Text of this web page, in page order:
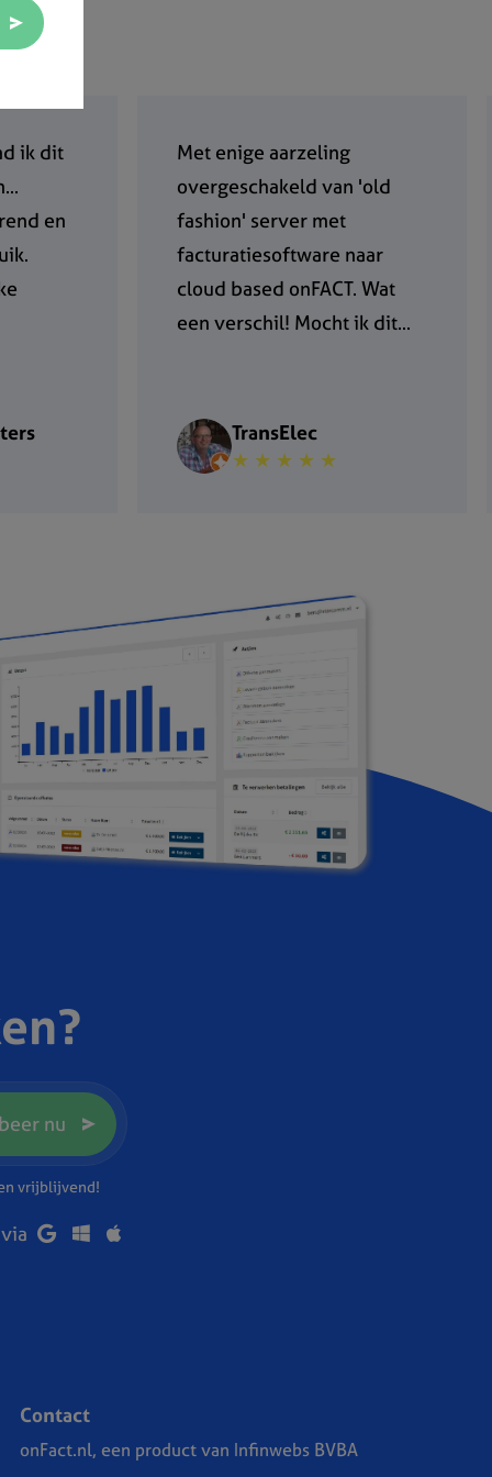
ik dit
en
Met enige aarzeling
overgeschakeld van 'old
fashion' server met
facturatiesoftware naar
cloud based onFACT. Wat
een verschil! Mocht ik dit...
TransElec
★ ★ ★ ★ ★
nu
vrijblijvend!
Contact
onFact.nl, een product van Infinwebs BVBA